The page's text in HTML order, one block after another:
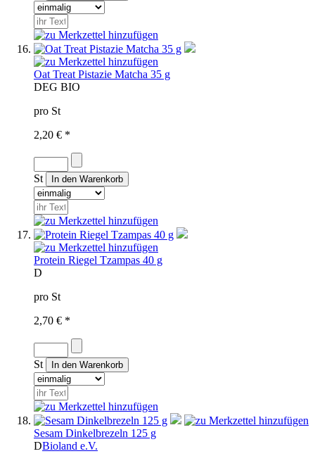
Oat Treat Pistazie Matcha 35 g
DEG BIO
pro St
2,20 € *
St
Protein Riegel Tzampas 40 g
D
pro St
2,70 € *
St
Sesam Dinkelbrezeln 125 g
DBioland e.V.